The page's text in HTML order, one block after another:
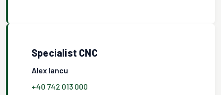
Specialist CNC
Alex Iancu
+40 742 013 000